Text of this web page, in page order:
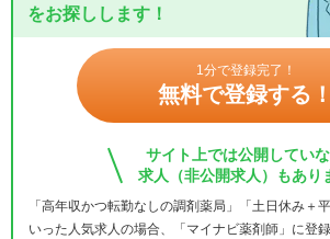
をお探しします！
1分で登録完了！
無料で登録する！
サイト上では公開してい
求人（非公開求人）もあり
「高年収かつ転勤なしの調剤薬局」「土日休み＋
いった人気求人の場合、「マイナビ薬剤師」に登